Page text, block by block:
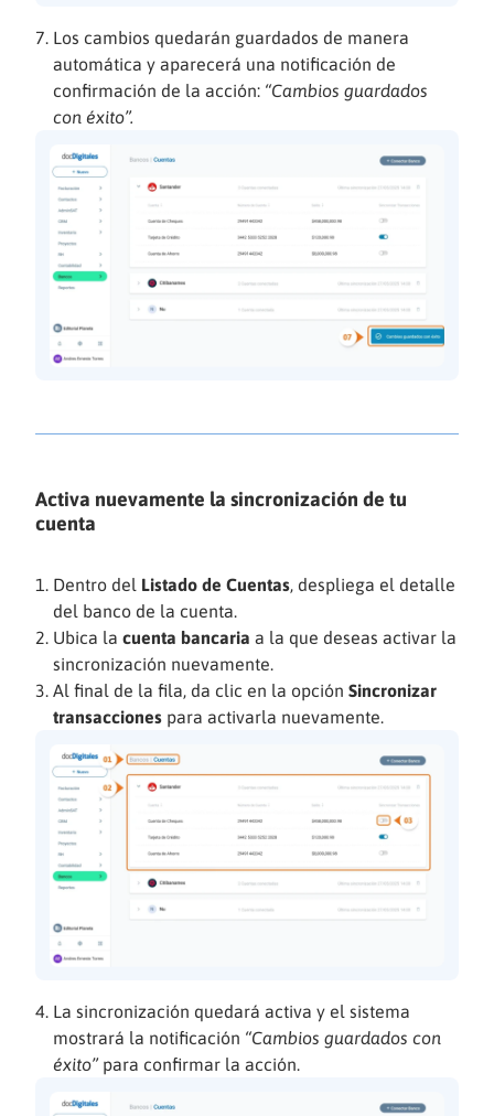
Los cambios quedarán guardados de manera
automática y aparecerá una notificación de
confirmación de la acción: “Cambios guardados
con éxito”.
Activa nuevamente la sincronización de tu
cuenta
Dentro del Listado de Cuentas, despliega el detalle
del banco de la cuenta.
Ubica la cuenta bancaria a la que deseas activar la
sincronización nuevamente.
Al final de la fila, da clic en la opción Sincronizar
transacciones para activarla nuevamente.
La sincronización quedará activa y el sistema
mostrará la notificación “Cambios guardados con
éxito”para confirmar la acción.